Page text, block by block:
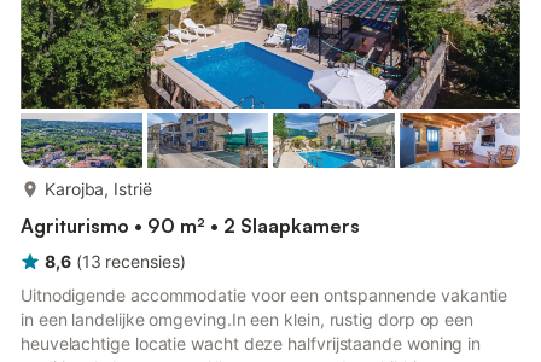
Karojba, Istrië
Agriturismo • 90 m² • 2 Slaapkamers
8,6 (13 recensies)
Uitnodigende accommodatie voor een ontspannende vakantie
in een landelijke omgeving.In een klein, rustig dorp op een
heuvelachtige locatie wacht deze halfvrijstaande woning in